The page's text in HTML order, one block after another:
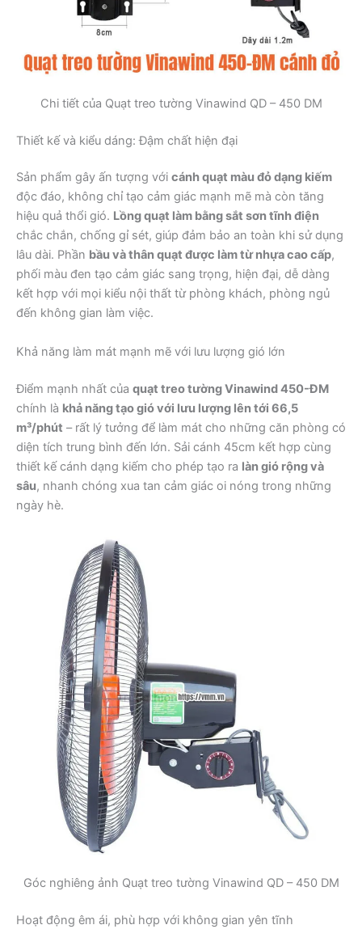
Chi tiết của Quạt treo tường Vinawind QD – 450 DM
Thiết kế và kiểu dáng: Đậm chất hiện đại
Sản phẩm gây ấn tượng với cánh quạt màu đỏ dạng kiếm
độc đáo, không chỉ tạo cảm giác mạnh mẽ mà còn tăng
hiệu quả thổi gió. Lồng quạt làm bằng sắt sơn tĩnh điện
chắc chắn, chống gỉ sét, giúp đảm bảo an toàn khi sử dụng
lâu dài. Phần bầu và thân quạt được làm từ nhựa cao cấp,
phối màu đen tạo cảm giác sang trọng, hiện đại, dễ dàng
kết hợp với mọi kiểu nội thất từ phòng khách, phòng ngủ
đến không gian làm việc.
Khả năng làm mát mạnh mẽ với lưu lượng gió lớn
Điểm mạnh nhất của quạt treo tường Vinawind 450-ĐM
chính là khả năng tạo gió với lưu lượng lên tới 66,5
m³/phút – rất lý tưởng để làm mát cho những căn phòng có
diện tích trung bình đến lớn. Sải cánh 45cm kết hợp cùng
thiết kế cánh dạng kiếm cho phép tạo ra làn gió rộng và
sâu, nhanh chóng xua tan cảm giác oi nóng trong những
ngày hè.
Góc nghiêng ảnh Quạt treo tường Vinawind QD – 450 DM
Hoạt động êm ái, phù hợp với không gian yên tĩnh